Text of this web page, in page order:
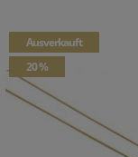
Ausverkauft
20 %